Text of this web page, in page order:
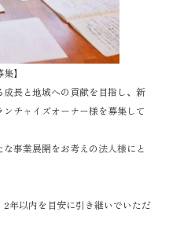
】
成長と地域への貢献を目指し、新
チャイズオーナー様を募集して
事業展開をお考えの法人様にと
年以内を目安に引き継いでいただ